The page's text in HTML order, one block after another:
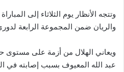
وتتجه الأنظار يوم الثلاثاء إلى
والريان ضمن المجموعة الرابعة
ويعاني الهلال من أزمة على مستوى
عبد الله المعيوف بسبب إصابته في